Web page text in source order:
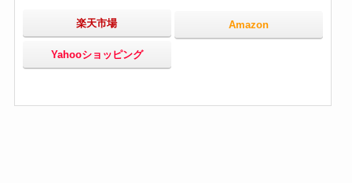
楽天市場 Amazon
Yahooショッピング